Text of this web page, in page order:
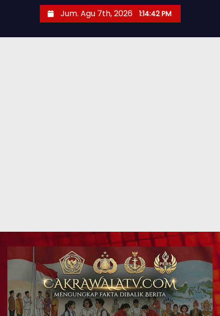
Jum. Agu 7th, 2026 1:14:44 PM